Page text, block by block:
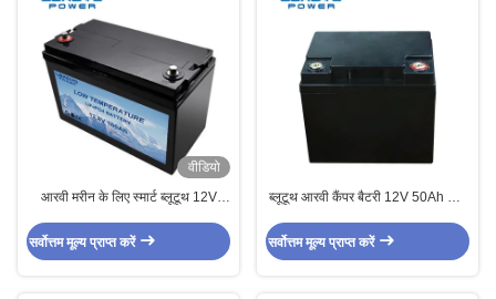
वीडियो
आरवी मरीन के लिए स्मार्ट ब्लूटूथ 12V
सर्वोत्तम मूल्य प्राप्त करें
ब्लूटूथ आरवी कैंपर बैटरी 12V 50Ah M6
सर्वोत्तम मूल्य प्राप्त करें